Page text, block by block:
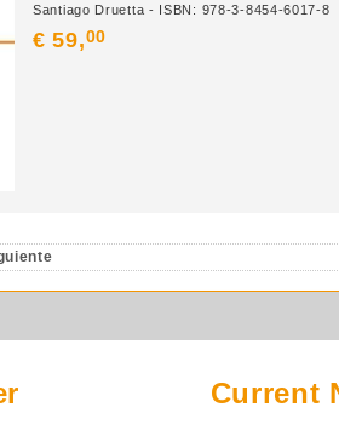
Santiago Druetta - ISBN: 978-3-8454-6017-8
€ 59,00
Current